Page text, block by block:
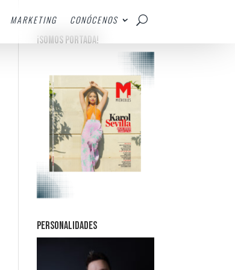
MARKETING
CONÓCENOS
¡SOMOS PORTADA!
PERSONALIDADES